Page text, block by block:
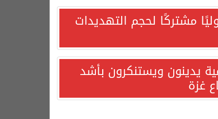
مشتركًا لحجم التهديدات
يدينون ويستنكرون بأشد
غزة